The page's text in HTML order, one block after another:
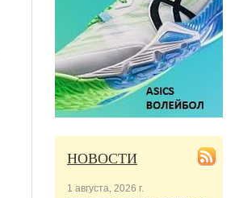
НОВОСТИ
1 августа, 2026 г.